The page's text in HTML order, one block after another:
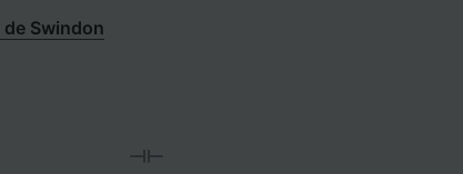
Swindon